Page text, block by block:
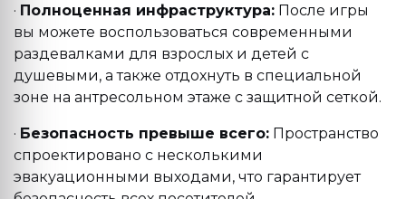
· Полноценная инфраструктура: После игры
вы можете воспользоваться современными
раздевалками для взрослых и детей с
душевыми, а также отдохнуть в специальной
зоне на антресольном этаже с защитной сеткой.
· Безопасность превыше всего: Пространство
спроектировано с несколькими
эвакуационными выходами, что гарантирует